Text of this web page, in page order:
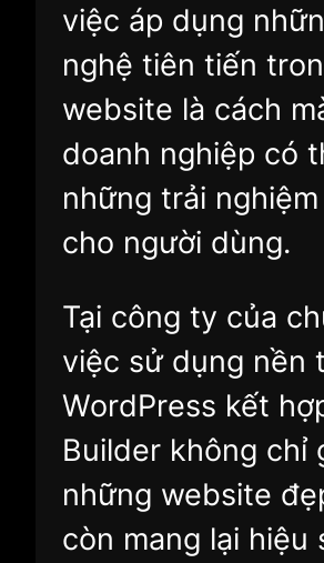
việc áp dụng
nghệ tiên tiến
website là cách
doanh nghiệp có
những trải
cho người dùng.
Tại công ty của
việc sử dụng nền
WordPress kết
Builder không chỉ
những website
còn mang lại hiệu